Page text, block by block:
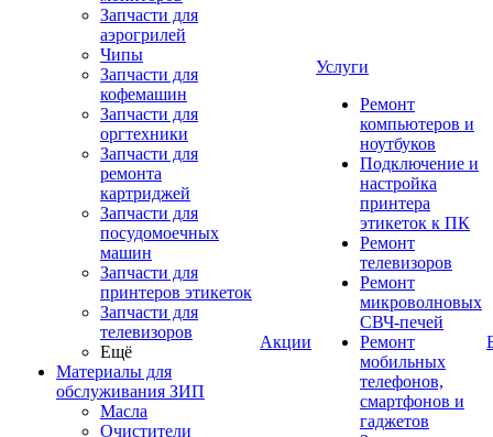
Запчасти для
аэрогрилей
Чипы
Запчасти для
кофемашин
Запчасти для
оргтехники
Запчасти для
ремонта
картриджей
Запчасти для
посудомоечных
машин
Запчасти для
принтеров этикеток
Запчасти для
телевизоров
Ещё
Материалы для
обслуживания ЗИП
Масла
Очистители
Акции
Услуги
Ремонт
компьютеров и
ноутбуков
Подключение и
настройка
принтера
этикеток к ПК
Ремонт
телевизоров
Ремонт
микроволновых
СВЧ-печей
Ремонт
мобильных
телефонов,
смартфонов и
гаджетов